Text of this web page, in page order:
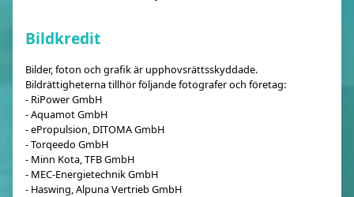
Bildkredit
Bilder, foton och grafik är upphovsrättsskyddade.
Bildrättigheterna tillhör följande fotografer och företag:
- RiPower GmbH
- Aquamot GmbH
- ePropulsion, DITOMA GmbH
- Torqeedo GmbH
- Minn Kota, TFB GmbH
- MEC-Energietechnik GmbH
- Haswing, Alpuna Vertrieb GmbH